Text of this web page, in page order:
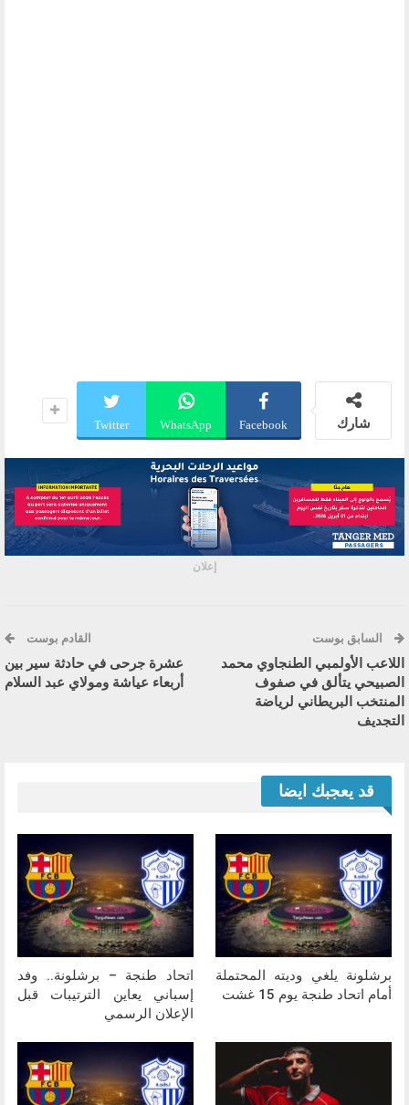
شارك Facebook
WhatsApp
Twitter
إعلان
السابق بوست
اللاعب الأولمبي الطنجاوي محمد
الصبيحي يتألق في صفوف
المنتخب البريطاني لرياضة
التجديف
القادم بوست
عشرة جرحى في حادثة سير بين
أربعاء عياشة ومولاي عبد السلام
قد يعجبك ايضا
برشلونة يلغي وديته المحتملة
أمام اتحاد طنجة يوم 15 غشت
اتحاد طنجة – برشلونة.. وفد
إسباني يعاين الترتيبات قبل
الإعلان الرسمي